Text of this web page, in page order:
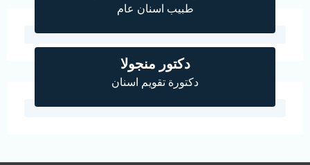
طبيب اسنان عام
دكتور منجوﻻ
دكتورة تقويم اسنان